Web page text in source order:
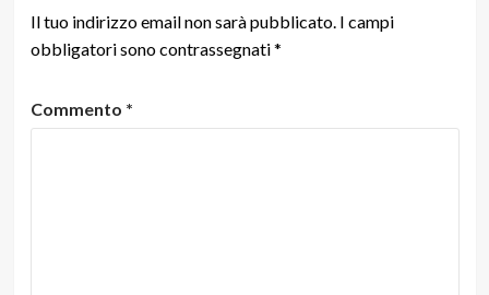
Il tuo indirizzo email non sarà pubblicato. I campi
obbligatori sono contrassegnati*
Commento *